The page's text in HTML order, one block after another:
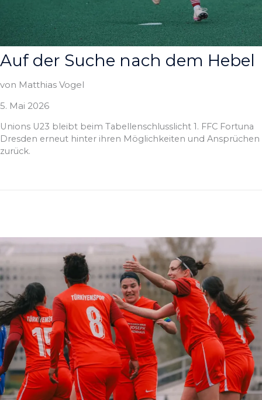
Auf der Suche nach dem Hebel
von Matthias Vogel
5. Mai 2026
Unions U23 bleibt beim Tabellenschlusslicht 1. FFC Fortuna
Dresden erneut hinter ihren Möglichkeiten und Ansprüchen
zurück.